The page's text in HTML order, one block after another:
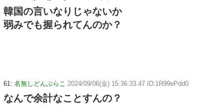
韓国の言いなりじゃないか
弱みでも握られてんのか？
61: 名無しどんぶらこ 2024/09/06(金) 15:36:33.47 ID:1R99ePdd0
なんで余計なことすんの？